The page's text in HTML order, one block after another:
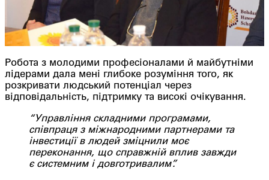
Робота з молодими професіоналами й майбутніми
лідерами дала мені глибоке розуміння того, як
розкривати людський потенціал через
відповідальність, підтримку та високі очікування.
“Управління складними програмами,
співпраця з міжнародними партнерами та
інвестиції в людей зміцнили моє
переконання, що справжній вплив завжди
є системним і довготривалим”.